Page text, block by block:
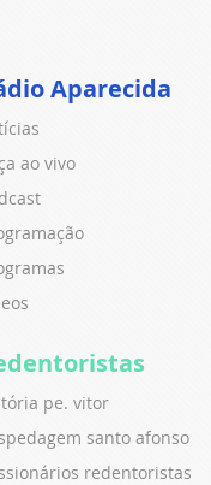
Aparecida
ao vivo
pe. vitor
santo afonso
redentoristas